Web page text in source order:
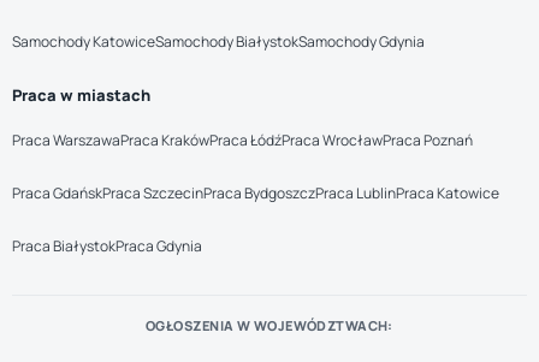
Samochody KatowiceSamochody BiałystokSamochody Gdynia
Praca w miastach
Praca WarszawaPraca KrakówPraca ŁódźPraca WrocławPraca Poznań
Praca GdańskPraca SzczecinPraca BydgoszczPraca LublinPraca Katowice
Praca BiałystokPraca Gdynia
OGŁOSZENIA W WOJEWÓDZTWACH: